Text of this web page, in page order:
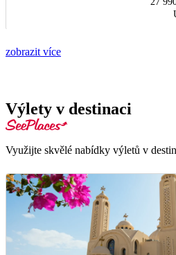
zobrazit více
Výlety v destinaci
Využijte skvělé nabídky výletů v